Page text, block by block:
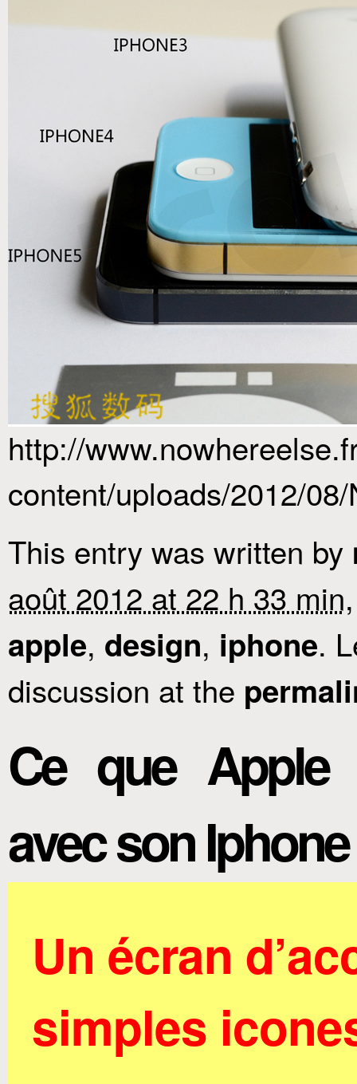
http://
content/uploads/2012/
This entry was written by
août 2012 at 22 h 33 min
apple, design, iphone.
discussion at the
Ce que Apple
avec son
Un écran
simples